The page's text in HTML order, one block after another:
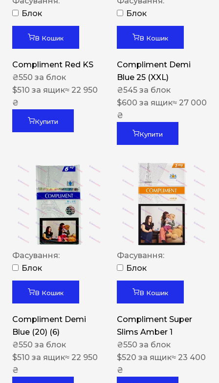
Блок
В Кошик
Compliment Red KS
₴550 за блок
$510 за ящик≈ 22 950
₴
Купити
Блок
В Кошик
Compliment Demi
Blue 25 (XXL)
₴545 за блок
$600 за ящик≈ 27 000
₴
Купити
Фасування:
Блок
В Кошик
Compliment Demi
Blue (20) (6)
₴550 за блок
$510 за ящик≈ 22 950
₴
Фасування:
Блок
В Кошик
Compliment Super
Slims Amber 1
₴550 за блок
$520 за ящик≈ 23 400
₴